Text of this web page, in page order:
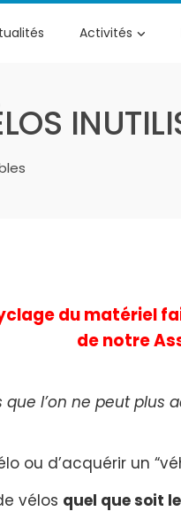
Activités
du matériel
de notre
que l’on ne peut plus
ou d’acquérir un
vélos quel que soit